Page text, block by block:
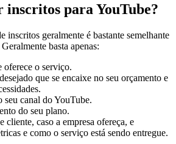
inscritos para YouTube?
inscritos geralmente é bastante semelhante
basta apenas:
oferece o serviço.
que se encaixe no seu orçamento e
canal do YouTube.
do seu plano.
cliente, caso a empresa ofereça, e
e como o serviço está sendo entregue.